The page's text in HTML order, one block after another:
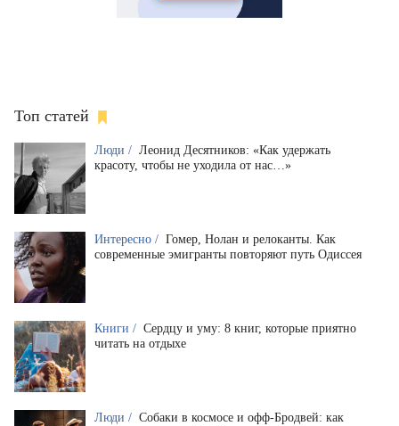
Топ статей
Люди / Леонид Десятников: «Как удержать
красоту, чтобы не уходила от нас…»
Интересно / Гомер, Нолан и релоканты. Как
современные эмигранты повторяют путь Одиссея
Книги / Сердцу и уму: 8 книг, которые приятно
читать на отдыхе
Люди / Собаки в космосе и офф-Бродвей: как